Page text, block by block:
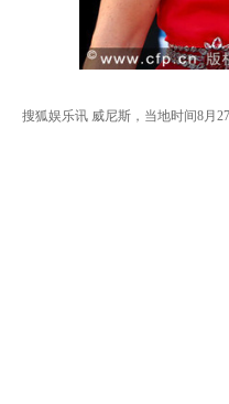
搜狐娱乐讯 威尼斯，当地时间8月